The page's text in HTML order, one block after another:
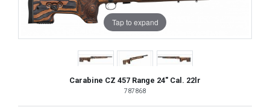
Tap to expand
Carabine CZ 457 Range 24" Cal. 22lr
787868